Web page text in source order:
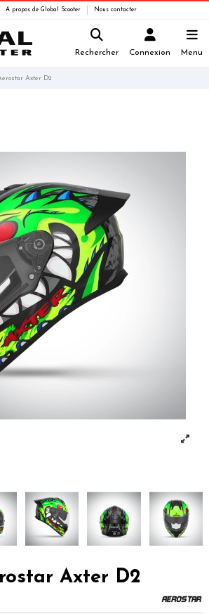
A propos de Global Scooter Nous contacter
Rechercher Connexion Menu
Axter D2
Axter D2